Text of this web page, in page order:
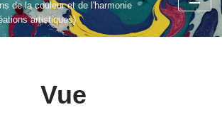
de la couleur et de l'harmonie
artistiques)
Vue